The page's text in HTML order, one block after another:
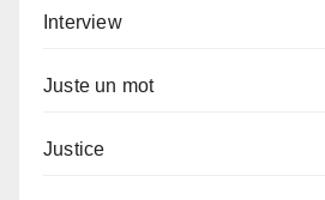
Interview
Juste un mot
Justice